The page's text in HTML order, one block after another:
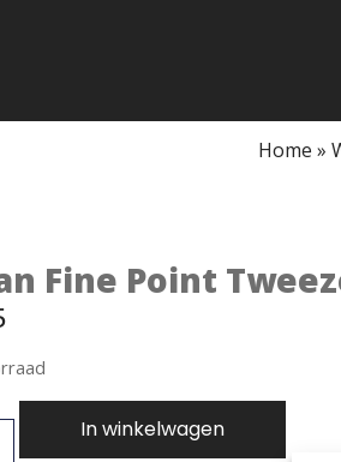
Home »
Fine Point
In winkelwagen